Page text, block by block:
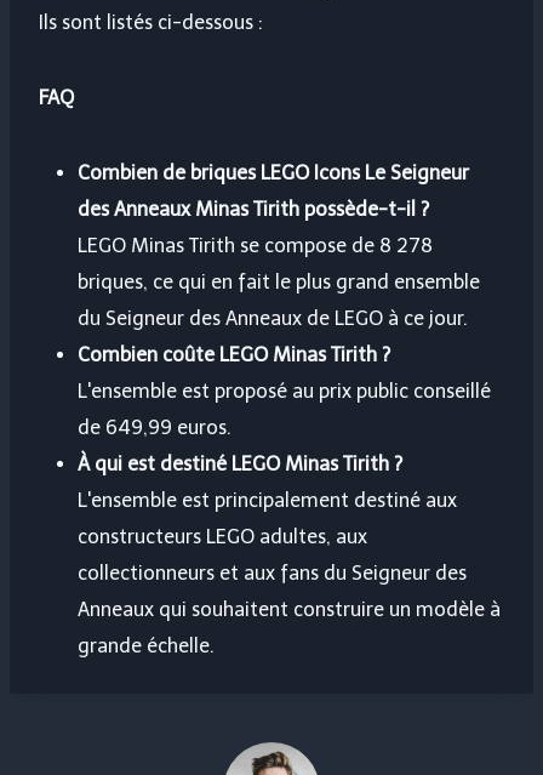
Ils sont listés ci-dessous :
FAQ
Combien de briques LEGO Icons Le Seigneur
des Anneaux Minas Tirith possède-t-il ?
LEGO Minas Tirith se compose de 8 278
briques, ce qui en fait le plus grand ensemble
du Seigneur des Anneaux de LEGO à ce jour.
Combien coûte LEGO Minas Tirith ?
L'ensemble est proposé au prix public conseillé
de 649,99 euros.
À qui est destiné LEGO Minas Tirith ?
L'ensemble est principalement destiné aux
constructeurs LEGO adultes, aux
collectionneurs et aux fans du Seigneur des
Anneaux qui souhaitent construire un modèle à
grande échelle.